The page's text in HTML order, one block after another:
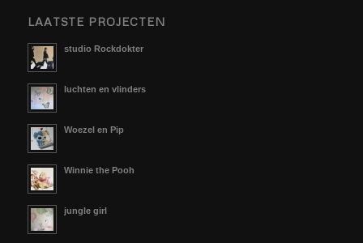
LAATSTE PROJECTEN
studio Rockdokter
luchten en vlinders
Woezel en Pip
Winnie the Pooh
jungle girl